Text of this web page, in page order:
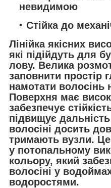
невидимою
Стійка до
Лінійка якісних
які підійдуть для
лову. Велика
заповнити простір
намотати волосінь
Поверхня має
забезпечує
підвищує
волосіні досить
тримають вузли. Це
у потопальному
кольору, який
волосіні у
водоростями.